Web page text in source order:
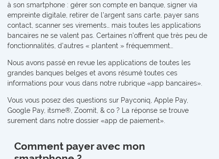
à son smartphone : gérer son compte en banque, signer via
empreinte digitale, retirer de l’argent sans carte, payer sans
contact, scanner ses virements… mais toutes les applications
bancaires ne se valent pas. Certaines n’offrent que très peu de
fonctionnalités, d’autres « plantent » fréquemment…
Nous avons passé en revue les applications de toutes les
grandes banques belges et avons résumé toutes ces
informations pour vous dans notre rubrique «app bancaires».
Vous vous posez des questions sur Payconiq, Apple Pay,
Google Pay, itsme®, Zoomit, & co ? La réponse se trouve
surement dans notre dossier «app de paiement».
Comment payer avec mon